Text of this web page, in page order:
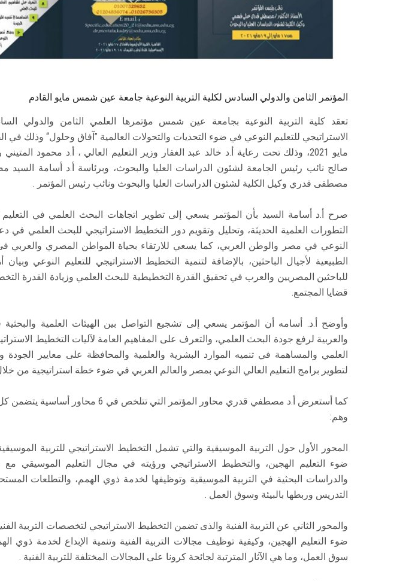
المؤتمر الثامن والدولي السادس لكلية التربية النوعية جامعة عين شمس مايو القادم
تعقد كلية التربية النوعية بجامعة عين شمس مؤتمرها العلمي الثامن والدولي
مايو 2021، وذلك تحت رعاية أ.د خالد عبد الغفار وزير التعليم العالي ، أ.د محمود
صالح نائب رئيس الجامعة لشئون الدراسات العليا والبحوث، وبرئاسة أ.د أسامة السيد
مصطفى قدري وكيل الكلية لشئون الدراسات العليا والبحوث ونائب رئيس المؤتمر .
صرح أ.د أسامة السيد بأن المؤتمر يسعي إلى تطوير اتجاهات البحث العلمي في التعليم
التطورات العلمية الحديثة، وتحليل وتقويم دور التخطيط الاستراتيجي للبحث العلمي في
النوعي في مصر والوطن العربي، كما يسعي للارتقاء بحياة المواطن المصري والعربي
الطبيعية لأجيال الباحثين، بالإضافة لتنمية التخطيط الاستراتيجي للتعليم النوعي وبيان
للباحثين المصريين والعرب في تحقيق القدرة التخطيطية للبحث العلمي وزيادة القدرة
قضايا المجتمع.
وأوضح أ.د. أسامه أن المؤتمر يسعي إلى تشجيع التواصل بين الهيئات العلمية
والعربية لرفع جودة البحث العلمي، والتعرف على المفاهيم العامة لآليات التخطيط
العلمي والمساهمة في تنميه الموارد البشرية والعلمية والمحافظة على معايير
لتطوير برامج التعليم العالي النوعي بمصر والعالم العربي في ضوء خطة استراتيجية من خلال
كما أستعرض أ.د مصطفي قدري محاور المؤتمر التي
وهم:
المحور الأول حول التربية الموسيقية والتي تشمل التخطيط الاستراتيجي للتربية
ضوء التعليم الهجين، والتخطيط الاستراتيجي ورؤيته في مجال التعليم الموسيقي
والدراسات البحثية في التربية الموسيقية وتوظيفها لخدمة ذوي الهمم، والتطلعات
التدريس وربطها بالبيئة وسوق العمل .
والمحور الثاني عن التربية الفنية والذى تضمن التخطيط الاستراتيجي لتخصصات التربية
ضوء التعليم الهجين، وكيفية توظيف مجالات التربية الفنية وتنمية الإبداع لخدمة ذوي
سوق العمل، وما هي الآثار المترتبة لجائحة كرونا على المجالات المختلفة للتربية الفنية .